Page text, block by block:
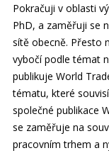
Pokračuji v oblasti
PhD, a zaměřuji se
sítě obecně. Přesto
vybočí podle témat
publikuje World
tématu, které
společné publikace
se zaměřuje na
pracovním trhem a